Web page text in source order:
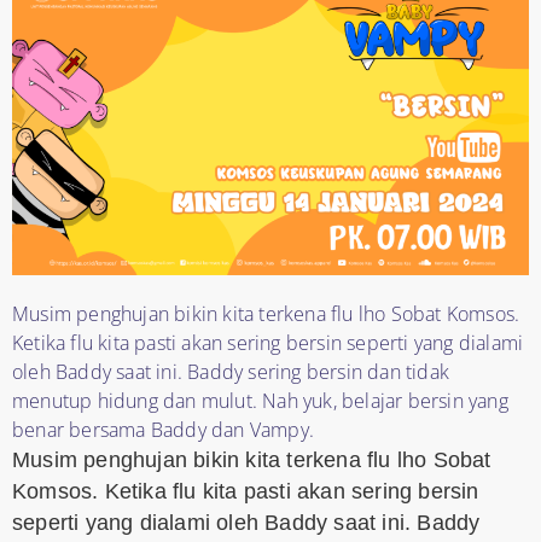
Musim penghujan bikin kita terkena flu lho Sobat Komsos.
Ketika flu kita pasti akan sering bersin seperti yang dialami
oleh Baddy saat ini. Baddy sering bersin dan tidak
menutup hidung dan mulut. Nah yuk, belajar bersin yang
benar bersama Baddy dan Vampy.
Musim penghujan bikin kita terkena flu lho Sobat
Komsos. Ketika flu kita pasti akan sering bersin
seperti yang dialami oleh Baddy saat ini. Baddy